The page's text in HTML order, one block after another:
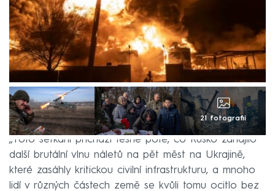
21 fotografií
„Toto setkání přichází těsně poté, co Rusko zahájilo
další brutální vlnu náletů na pět měst na Ukrajině,
které zasáhly kritickou civilní infrastrukturu, a mnoho
lidí v různých částech země se kvůli tomu ocitlo bez